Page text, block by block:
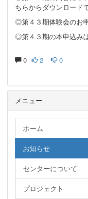
ちらからダウンロード
◎第４３期体験会のお
◎第４３期の本申込み
0 2 0
メニュー
ホーム
お知らせ
センターについて
プロジェクト